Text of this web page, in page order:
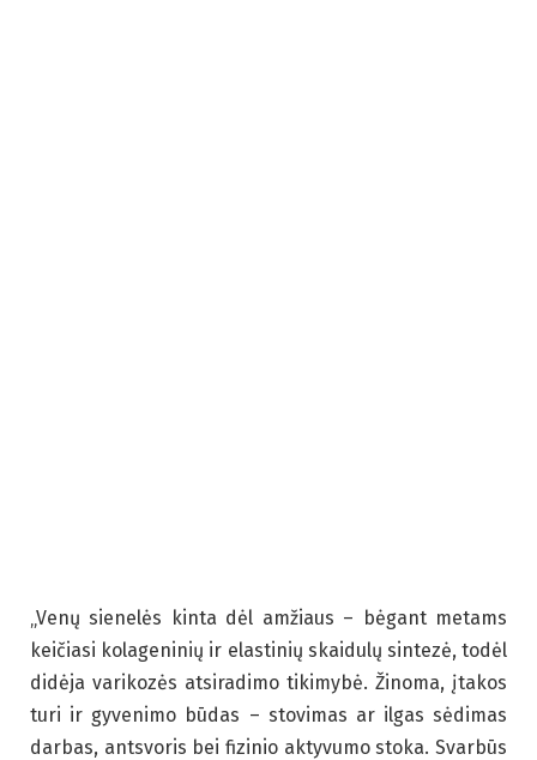
„Venų sienelės kinta dėl amžiaus – bėgant metams
keičiasi kolageninių ir elastinių skaidulų sintezė, todėl
didėja varikozės atsiradimo tikimybė. Žinoma, įtakos
turi ir gyvenimo būdas – stovimas ar ilgas sėdimas
darbas, antsvoris bei fizinio aktyvumo stoka. Svarbūs